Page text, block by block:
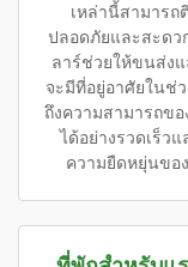
เหล่านี้สามารถ
ปลอดภัยและสะดว
ลาร์ช่วยให้ขนส่งแ
จะมีที่อยู่อาศัยในช่
ถึงความสามารถขอ
ได้อย่างรวดเร็ว
ความยืดหยุ่นขอ